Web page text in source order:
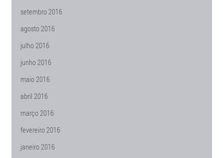
setembro 2016
agosto 2016
julho 2016
junho 2016
maio 2016
abril 2016
março 2016
fevereiro 2016
janeiro 2016